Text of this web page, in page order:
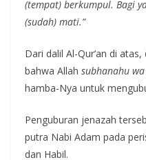
(tempat) berkumpul. Bagi
(sudah) mati.”
Dari dalil Al-Qur’an di
bahwa Allah subhanahu wa
hamba-Nya untuk
Penguburan jenazah
putra Nabi Adam pada
dan Habil.